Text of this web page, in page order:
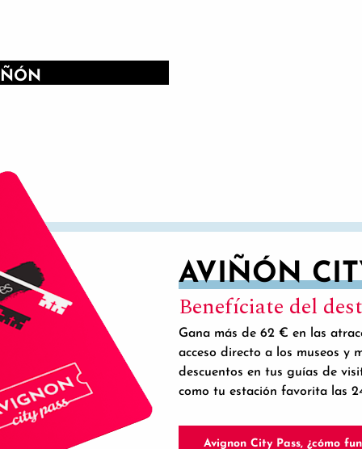
AVIÑÓN
Benefíciate del
Gana más de 62 € en las
acceso directo a los museos y
descuentos en tus guías de
como tu estación favorita las
Avignon City Pass, ¿cómo